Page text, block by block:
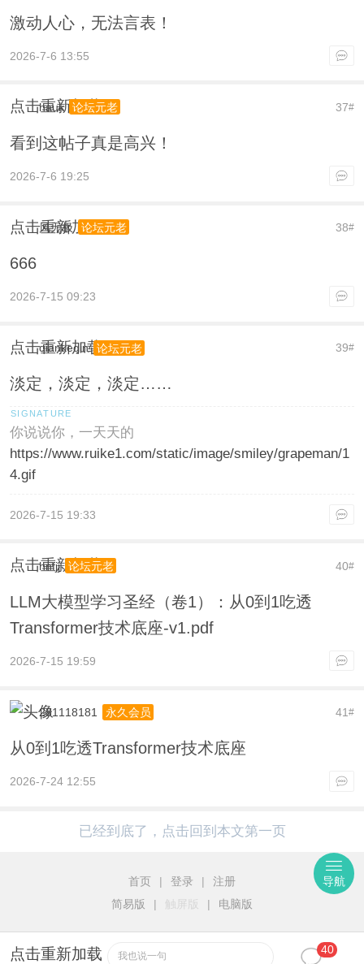
激动人心，无法言表！
2026-7-6 13:55
点击重新加载 37#
hauk 论坛元老
看到这帖子真是高兴！
2026-7-6 19:25
点击重新加载 38#
风无极 论坛元老
666
2026-7-15 09:23
点击重新加载 39#
qiankeqin 论坛元老
淡定，淡定，淡定……
你说说你，一天天的
https://www.ruike1.com/static/image/smiley/grapeman/1
4.gif
2026-7-15 19:33
点击重新加载 40#
hnfjj 论坛元老
LLM大模型学习圣经（卷1）：从0到1吃透
Transformer技术底座-v1.pdf
2026-7-15 19:59
41#
231118181 永久会员
从0到1吃透Transformer技术底座
2026-7-24 12:55
点击重新加载 我也说一句
40
已经到底了，点击回到本文第一页
首页 | 登录 |
注册
简易版
| 触屏版 | 电脑版
导航